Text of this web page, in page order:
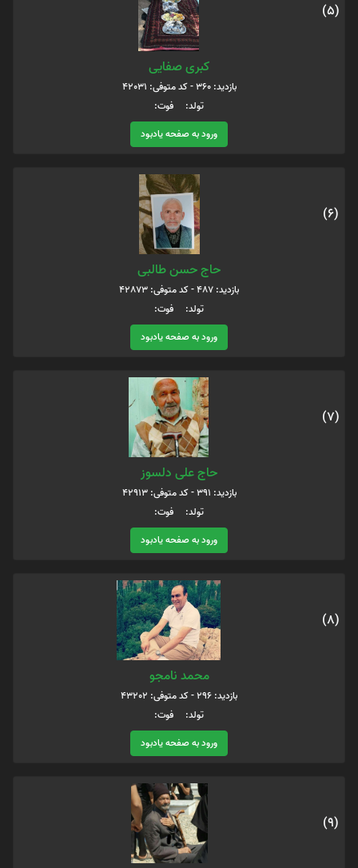
(5)
کبری صفایی
بازدید: 360 - کد متوفی: 42031
تولد: فوت:
ورود به صفحه یادبود
(6)
حاج حسن طالبی
بازدید: 487 - کد متوفی: 42873
تولد: فوت:
ورود به صفحه یادبود
(7)
حاج علی دلسوز
بازدید: 391 - کد متوفی: 42913
تولد: فوت:
ورود به صفحه یادبود
(8)
محمد نامجو
بازدید: 296 - کد متوفی: 43202
تولد: فوت:
ورود به صفحه یادبود
(9)